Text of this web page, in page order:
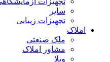
سایر
تجهیزات زیبایی
املاک
ملک صنعتی
مشاور املاک
ویلا